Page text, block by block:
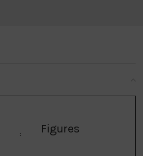
: Figures